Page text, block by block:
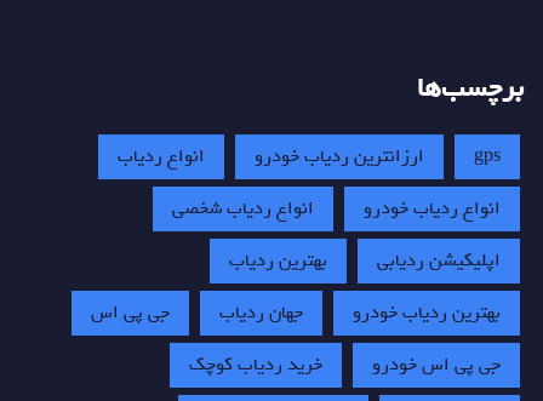
برچسب‌ها
gps ارزانترین ردیاب خودرو
انواع ردیاب
انواع ردیاب خودرو
انواع ردیاب شخصی
اپلیکیشن ردیابی
بهترین ردیاب
بهترین ردیاب خودرو
جهان ردیاب
جی پی اس
جی پی اس خودرو
خرید ردیاب کوچک